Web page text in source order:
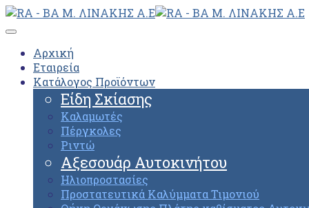
Αρχική
Εταιρεία
Κατάλογος Προϊόντων
Είδη Σκίασης
Καλαμωτές
Πέργκολες
Ριντώ
Αξεσουάρ Αυτοκινήτου
Ηλιοπροστασίες
Προστατευτικά Καλύμματα Τιμονιού